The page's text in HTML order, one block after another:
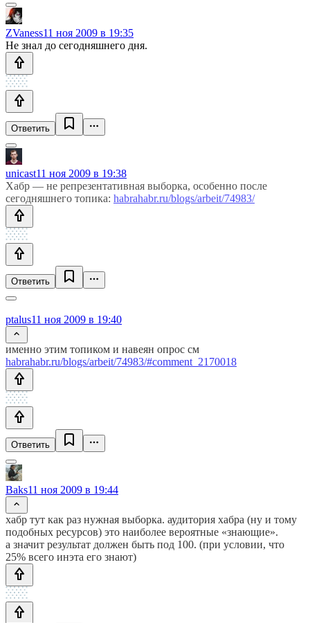
ZVaness11 ноя 2009 в 19:35
Не знал до сегодняшнего дня.
Ответить
unicast11 ноя 2009 в 19:38
Хабр — не репрезентативная выборка, особенно после
сегодняшнего топика: habrahabr.ru/blogs/arbeit/74983/
Ответить
ptalus11 ноя 2009 в 19:40
именно этим топиком и навеян опрос см
habrahabr.ru/blogs/arbeit/74983/#comment_2170018
Ответить
Baks11 ноя 2009 в 19:44
хабр тут как раз нужная выборка. аудитория хабра (ну и тому
подобных ресурсов) это наиболее вероятные «знающие».
а значит результат должен быть под 100. (при условии, что
25% всего инэта его знают)